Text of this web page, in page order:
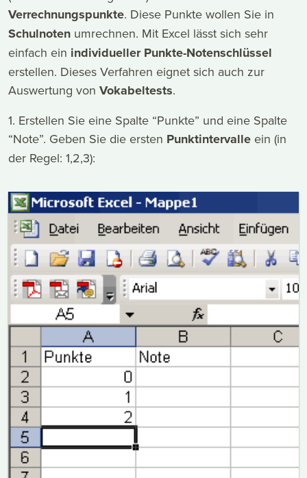
Verrechnungspunkte. Diese Punkte wollen Sie in
Schulnoten umrechnen. Mit Excel lässt sich sehr
einfach ein individueller Punkte-Notenschlüssel
erstellen. Dieses Verfahren eignet sich auch zur
Auswertung von Vokabeltests.
1. Erstellen Sie eine Spalte “Punkte” und eine Spalte
“Note”. Geben Sie die ersten Punktintervalle ein (in
der Regel: 1,2,3):